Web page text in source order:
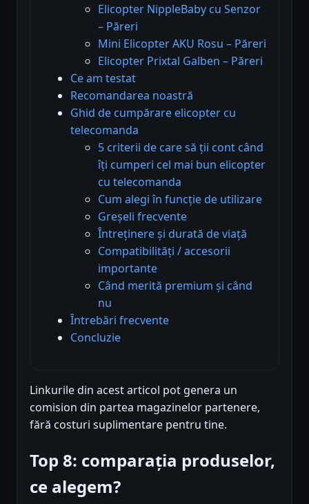
Elicopter NippleBaby cu Senzor
– Păreri
Mini Elicopter AKU Rosu – Păreri
Elicopter Prixtal Galben – Păreri
Ce am testat
Recomandarea noastră
Ghid de cumpărare elicopter cu
telecomanda
5 criterii de care să ții cont când
îți cumperi cel mai bun elicopter
cu telecomanda
Cum alegi în funcție de utilizare
Greșeli frecvente
Întreținere și durată de viață
Compatibilități / accesorii
importante
Când merită premium și când
nu
Întrebări frecvente
Concluzie
Linkurile din acest articol pot genera un
comision din partea magazinelor partenere,
fără costuri suplimentare pentru tine.
Top 8: comparația produselor,
ce alegem?